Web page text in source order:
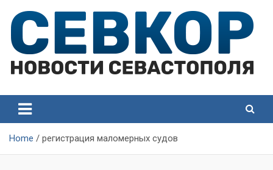
content
Севастополя
Севастополя
Home регистрация маломерных судов